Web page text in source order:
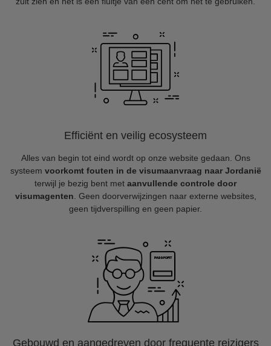
Efficiënt en veilig ecosysteem
Alles van begin tot eind wordt op onze website gedaan. Ons
systeem voorkomt fouten in de visumaanvraag naar Jordanië
terwijl je bezig bent met aanvullende controle door
visumagenten . Geen doorverwijzingen naar externe websites,
geen tijdverspilling en geen papier.
Gebouwd en aangedreven door frequente reizigers